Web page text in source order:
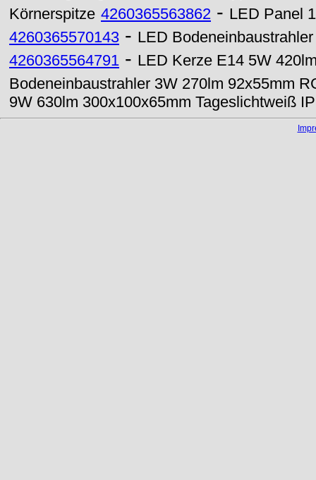
Körnerspitze 4260365563862 - LED Panel
4260365570143 - LED
4260365564791 - LED Kerze E14 5W
Bodeneinbaustrahler 3W 270lm 92x55mm
9W 630lm 300x100x65mm Tageslichtweiß